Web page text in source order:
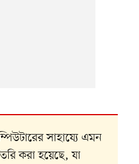
সাহায্যে এমন
করা হয়েছে, যা